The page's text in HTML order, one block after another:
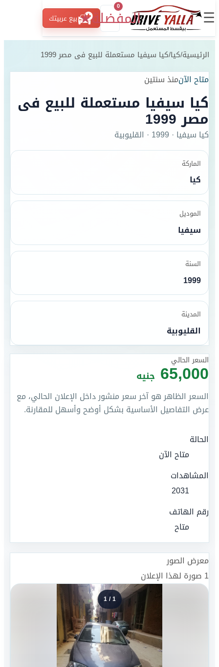
☰ المفضلة
0
★ بيع عربيتك
الرئيسية/كيا/كيا سيفيا مستعملة للبيع فى مصر 1999
متاح الآنمنذ سنتين
كيا سيفيا مستعملة للبيع فى
مصر 1999
كيا سيفيا ·
1999
· القليوبية
الماركة
كيا
الموديل
سيفيا
السنة
1999
المدينة
القليوبية
السعر الحالي
65,000 جنيه
السعر الظاهر هو آخر سعر منشور داخل الإعلان الحالي، مع
عرض التفاصيل الأساسية بشكل أوضح وأسهل للمقارنة.
الحالة
متاح الآن
المشاهدات
2031
رقم الهاتف
متاح
معرض الصور
1 صورة لهذا الإعلان
1
/
1